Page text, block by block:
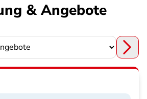
& Angebote